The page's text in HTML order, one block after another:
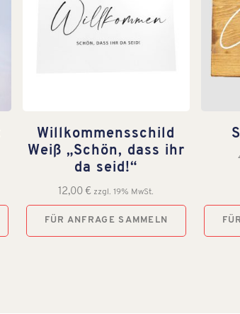
Willkommensschild
Weiß „Schön, dass ihr
da seid!“
12,00 € zzgl. 19% MwSt.
FÜR ANFRAGE SAMMELN